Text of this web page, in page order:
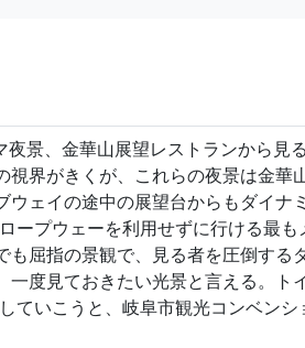
景、金華山展望レストランから見る
界がきくが、これらの夜景は金華
ェイの途中の展望台からもダイナ
ープウェーを利用せずに行ける最も
屈指の景観で、見る者を圧倒する
度見ておきたい光景と言える。ト
ていこうと、岐阜市観光コンベンシ